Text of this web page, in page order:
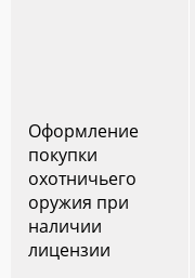
Оформление
покупки
охотничьего
оружия при
наличии
лицензии